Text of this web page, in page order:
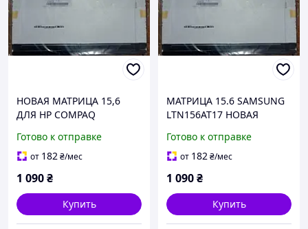
НОВАЯ МАТРИЦА 15,6
ДЛЯ HP COMPAQ
Готово к отправке
от 182₴/мес
1 090₴
Купить
МАТРИЦА 15.6 SAMSUNG
LTN156AT17 НОВАЯ
Готово к отправке
от 182₴/мес
1 090₴
Купить